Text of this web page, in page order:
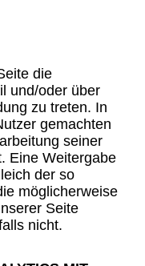
die
und/oder über
zu treten. In
gemachten
seiner
Eine Weitergabe
der so
möglicherweise
Seite
nicht.